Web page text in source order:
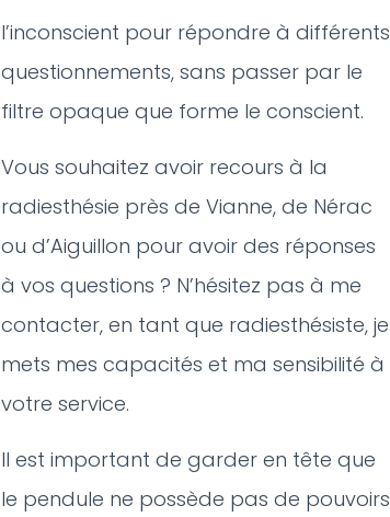
l’inconscient pour répondre à différents
questionnements, sans passer par le
filtre opaque que forme le conscient.
Vous souhaitez avoir recours à la
radiesthésie près de Vianne, de Nérac
ou d’Aiguillon pour avoir des réponses
à vos questions ? N’hésitez pas à me
contacter, en tant que radiesthésiste, je
mets mes capacités et ma sensibilité à
votre service.
Il est important de garder en tête que
le pendule ne possède pas de pouvoirs